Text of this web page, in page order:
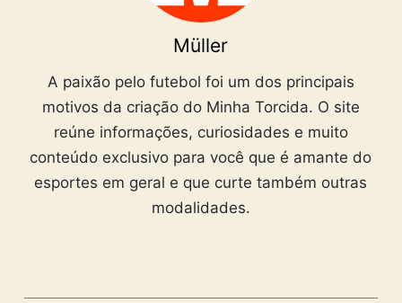
Müller
A paixão pelo futebol foi um dos principais
motivos da criação do Minha Torcida. O site
reúne informações, curiosidades e muito
conteúdo exclusivo para você que é amante do
esportes em geral e que curte também outras
modalidades.